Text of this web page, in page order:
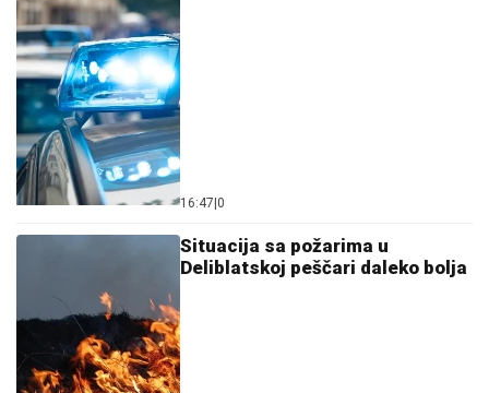
16:47 0
Situacija sa požarima u
Deliblatskoj peščari daleko bolja